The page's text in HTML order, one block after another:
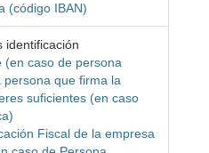
(código IBAN)
identificación
(en caso de persona
que firma la
suficientes (en caso
Fiscal de la empresa